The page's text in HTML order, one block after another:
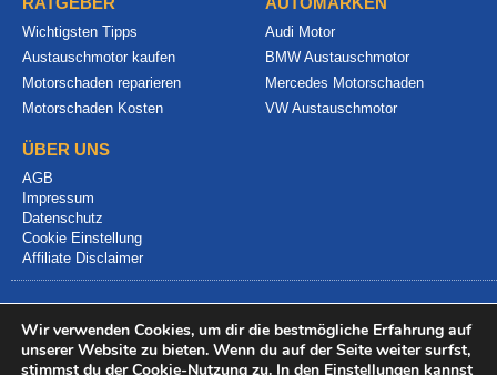
Wichtigsten Tipps
Austauschmotor kaufen
Motorschaden reparieren
Motorschaden Kosten
Audi Motor
BMW Austauschmotor
Mercedes Motorschaden
VW Austauschmotor
ÜBER UNS
AGB
Impressum
Datenschutz
Cookie Einstellung
Affiliate Disclaimer
Wir verwenden Cookies, um dir die bestmögliche Erfahrung auf
unserer Website zu bieten. Wenn du auf der Seite weiter surfst,
stimmst du der Cookie-Nutzung zu. In den Einstellungen kannst